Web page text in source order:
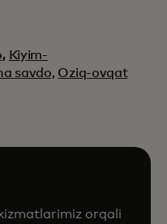
, Kiyim-
savdo, Oziq-ovqat
orqali